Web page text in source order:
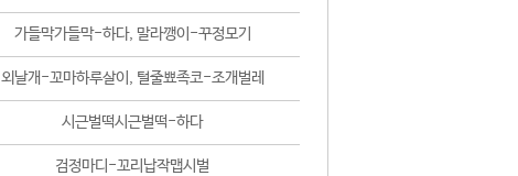
가들막가들막-하다, 말라깽이-꾸정모기
외날개-꼬마하루살이, 털줄뾰족코-조개벌레
시근벌떡시근벌떡-하다
검정마디-꼬리납작맵시벌